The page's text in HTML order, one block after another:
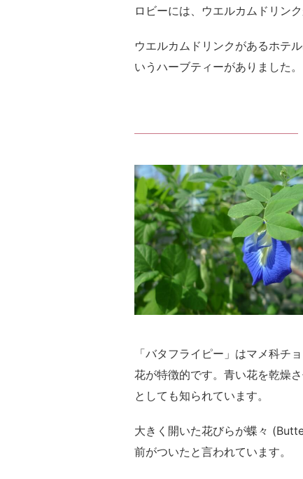
ロビーには、ウエルカムドリン
ウエルカムドリンクがあるホテ
いうハーブティーがありました。
「バタフライピー」はマメ科チ
花が特徴的です。青い花を乾燥
としても知られています。
大きく開いた花びらが蝶々
前がついたと言われています。